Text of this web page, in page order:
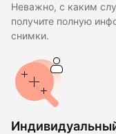
Неважно, с каким
получите полную
снимки.